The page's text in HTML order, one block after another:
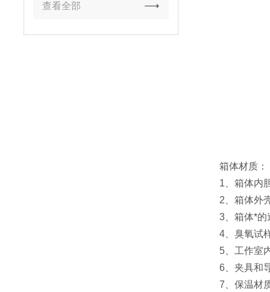
查看全部
箱体材质：
1、箱体内胆
2、箱体外壳
3、箱体*的造
4、臭氧试样
5、工作室内
6、夹具和导
7、保温材质